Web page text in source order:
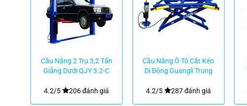
Cầu Nâng 2 Trụ 3,2 Tấn
Giằng Dưới QJY 3.2-C
4.2/5
206 đánh giá
Cầu Nâng Ô Tô Cắt Kéo
Di Động Guangli Trung
2800kg
4.2/5 287 đánh giá